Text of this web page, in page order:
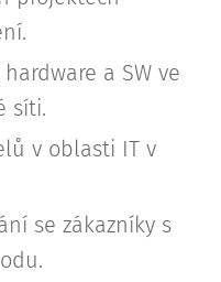
a SW ve
síti.
v oblasti IT v
se zákazníky s